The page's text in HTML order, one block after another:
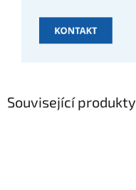
Související produkty